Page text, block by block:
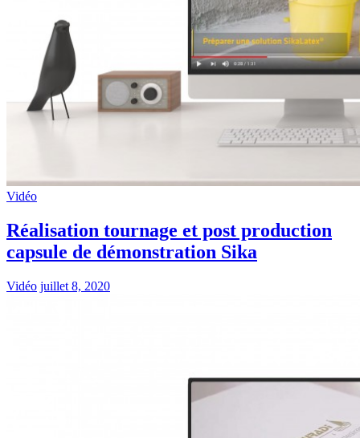
Vidéo
Réalisation tournage et post production
capsule de démonstration Sika
Vidéo juillet 8, 2020